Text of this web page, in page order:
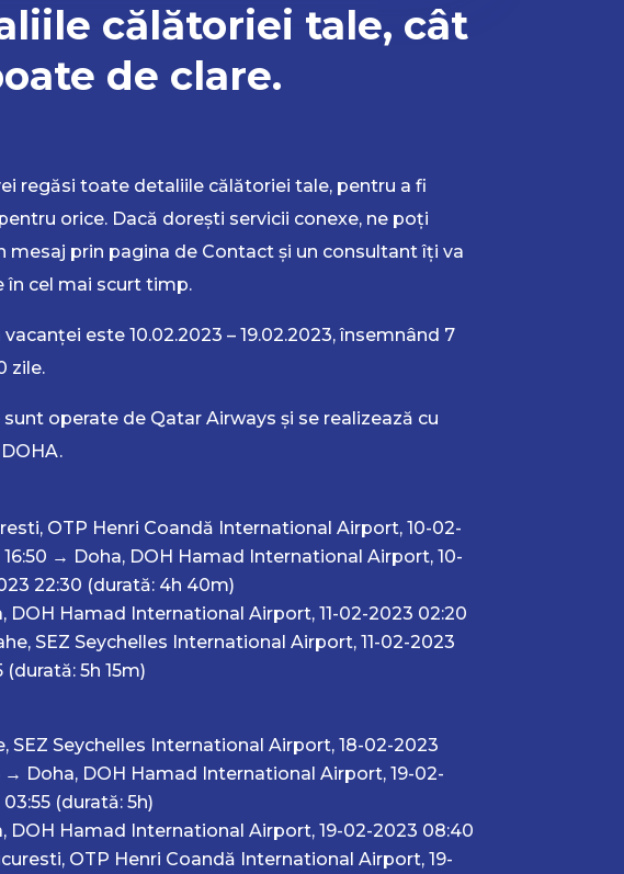
călătoriei tale, cât
de clare.
regăsi toate detaliile călătoriei tale, pentru a fi
orice. Dacă dorești servicii conexe, ne poți
mesaj prin pagina de Contact și un consultant îți va
în cel mai scurt timp.
este 10.02.2023 – 19.02.2023, însemnând 7
zile.
operate de Qatar Airways și se realizează cu
OTP Henri Coandă International Airport, 10-02-
→ Doha, DOH Hamad International Airport, 10-
22:30 (durată: 4h 40m)
DOH Hamad International Airport, 11-02-2023 02:20
SEZ Seychelles International Airport, 11-02-2023
(durată: 5h 15m)
SEZ Seychelles International Airport, 18-02-2023
→ Doha, DOH Hamad International Airport, 19-02-
(durată: 5h)
DOH Hamad International Airport, 19-02-2023 08:40
OTP Henri Coandă International Airport, 19-